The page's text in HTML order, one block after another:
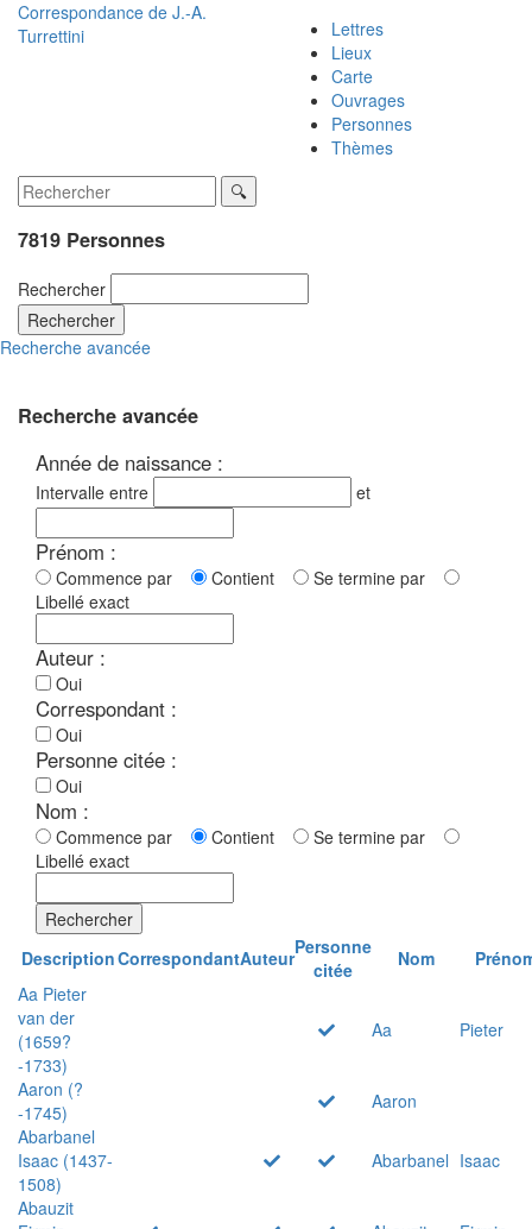
Correspondance de J.-A.
Turrettini
Lettres
Lieux
Carte
Ouvrages
Personnes
Thèmes
7819 Personnes
Rechercher
Rechercher
Recherche avancée
Recherche avancée
Année de naissance :
Intervalle entre et
Prénom :
Commence par Contient
Se termine par
Libellé exact
Auteur :
Oui
Correspondant :
Oui
Personne citée :
Oui
Nom :
Commence par Contient
Se termine par
Libellé exact
Rechercher
DescriptionCorrespondantAuteurPersonne
citée
Nom
Aa Pieter
van der
(1659?
-1733)
Aa Pieter
Aaron (?
-1745)
Aaron
Abarbanel
Isaac (1437-
1508)
Abarbanel Isaac
Abauzit